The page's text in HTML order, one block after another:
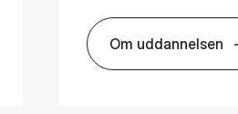
Man­age­ment
Om uddannelsen
BSc in